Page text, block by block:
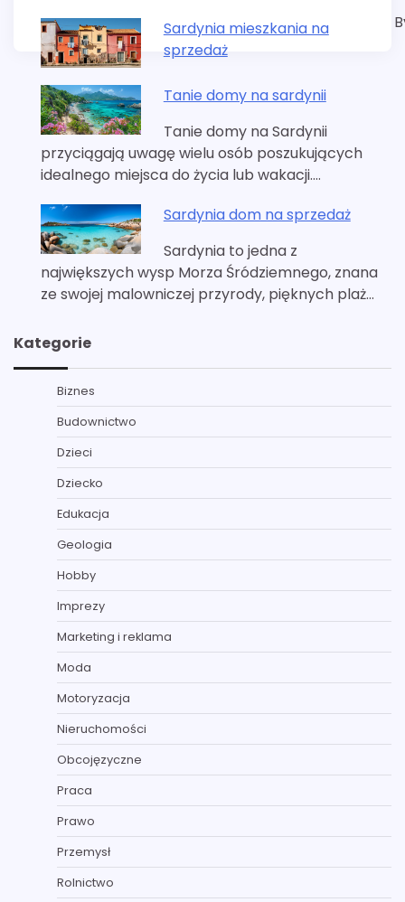
Sardynia mieszkania na
sprzedaż
Tanie domy na sardynii
Tanie domy na Sardynii
przyciągają uwagę wielu osób poszukujących
idealnego miejsca do życia lub wakacji.…
Sardynia dom na sprzedaż
Sardynia to jedna z
największych wysp Morza Śródziemnego, znana
ze swojej malowniczej przyrody, pięknych plaż…
Kategorie
Biznes
Budownictwo
Dzieci
Dziecko
Edukacja
Geologia
Hobby
Imprezy
Marketing i reklama
Moda
Motoryzacja
Nieruchomości
Obcojęzyczne
Praca
Prawo
Przemysł
Rolnictwo